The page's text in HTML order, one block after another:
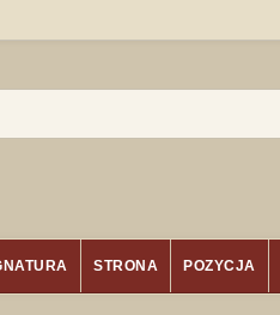
STRONA POZYCJA